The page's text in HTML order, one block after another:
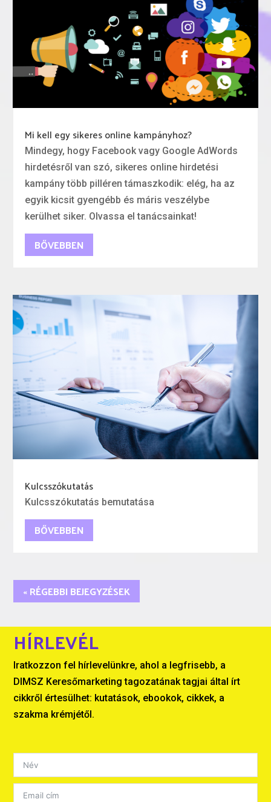
Mi kell egy sikeres online kampányhoz?
Mindegy, hogy Facebook vagy Google AdWords
hirdetésről van szó, sikeres online hirdetési
kampány több pilléren támaszkodik: elég, ha az
egyik kicsit gyengébb és máris veszélybe
kerülhet siker. Olvassa el tanácsainkat!
BŐVEBBEN
Kulcsszókutatás
Kulcsszókutatás bemutatása
BŐVEBBEN
« RÉGEBBI BEJEGYZÉSEK
HÍRLEVÉL
Iratkozzon fel hírlevelünkre, ahol a legfrisebb, a
DIMSZ Keresőmarketing tagozatának tagjai által írt
cikkről értesülhet: kutatások, ebookok, cikkek, a
szakma krémjétől.